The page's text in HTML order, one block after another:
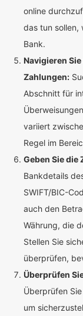
online
das tun sollen,
Bank.
Navigieren
Zahlungen:
Abschnitt für
variiert
Regel im
Geben Sie die
Bankdetails
SWIFT/BIC-
auch den
Währung, die
Stellen Sie
überprüfen,
Überprüfen
Überprüfen
um